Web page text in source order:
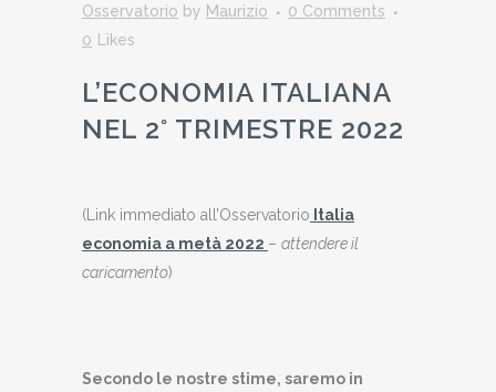
Osservatorio by Maurizio
0 Comments
0
Likes
L’ECONOMIA ITALIANA
NEL 2° TRIMESTRE 2022
(Link immediato all’Osservatorio Italia
economia a metà 2022 – attendere il
caricamento)
Secondo le nostre stime, saremo in